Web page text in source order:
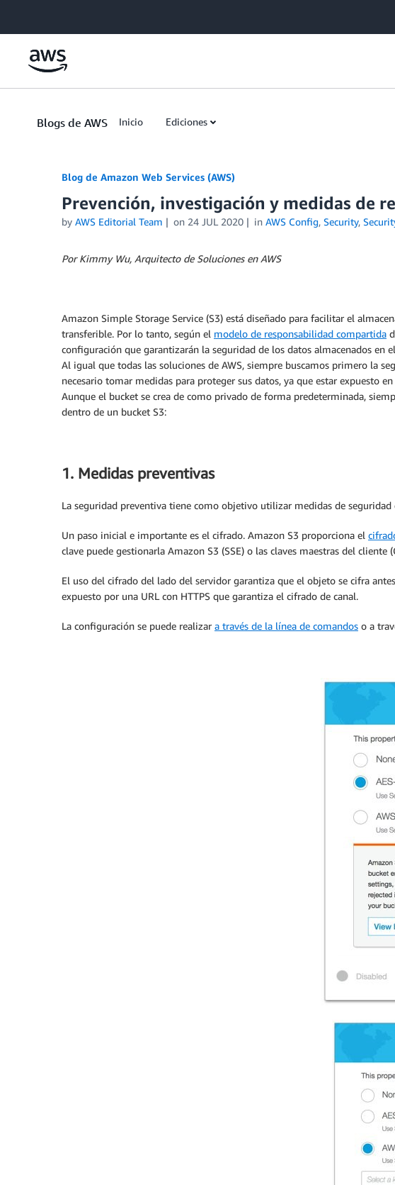
Blogs de AWS Inicio Ediciones
Blog de Amazon Web Services (AWS)
Prevención, investigación y medidas de
by AWS Editorial Team on 24 JUL 2020 in AWS Config, Security,
Por Kimmy Wu, Arquitecto de Soluciones en AWS
Amazon Simple Storage Service (S3) está diseñado para facilitar el
transferible. Por lo tanto, según el modelo de responsabilidad compartida
configuración que garantizarán la seguridad de los datos almacenados
Al igual que todas las soluciones de AWS, siempre buscamos primero la
necesario tomar medidas para proteger sus datos, ya que estar expuesto
Aunque el bucket se crea de como privado de forma predeterminada,
dentro de un bucket S3:
1. Medidas preventivas
La seguridad preventiva tiene como objetivo utilizar medidas de
Un paso inicial e importante es el cifrado. Amazon S3 proporciona el
clave puede gestionarla Amazon S3 (SSE) o las claves maestras del cliente
El uso del cifrado del lado del servidor garantiza que el objeto se cifra
expuesto por una URL con HTTPS que garantiza el cifrado de canal.
La configuración se puede realizar a través de la línea de comandos o a